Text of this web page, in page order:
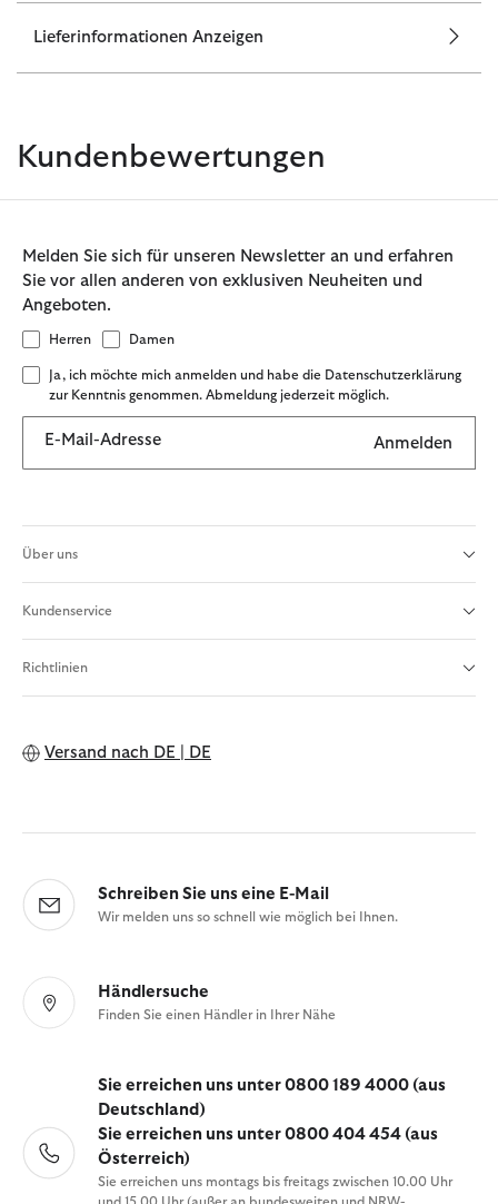
Lieferinformationen Anzeigen
Kundenbewertungen
Melden Sie sich für unseren Newsletter an und erfahren
Sie vor allen anderen von exklusiven Neuheiten und
Angeboten.
Herren Damen
Ja, ich möchte mich anmelden und habe die Datenschutzerklärung
zur Kenntnis genommen. Abmeldung jederzeit möglich.
E-Mail-Adresse Anmelden
Über uns
Kundenservice
Richtlinien
Versand nach DE | DE
Schreiben Sie uns eine E-Mail
Wir melden uns so schnell wie möglich bei Ihnen.
Händlersuche
Finden Sie einen Händler in Ihrer Nähe
Sie erreichen uns unter 0800 189 4000 (aus
Deutschland)
Sie erreichen uns unter 0800 404 454 (aus
Österreich)
Sie erreichen uns montags bis freitags zwischen 10.00 Uhr